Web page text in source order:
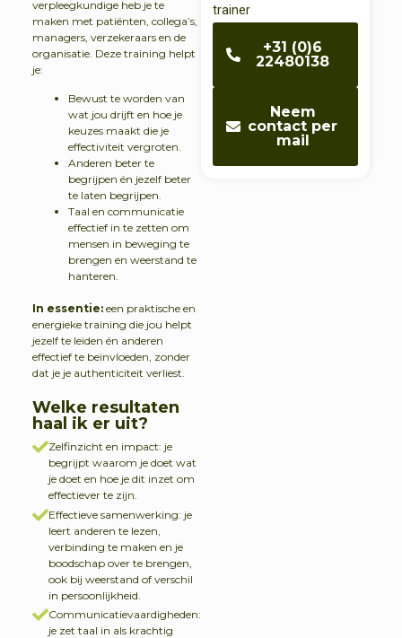
verpleegkundige heb je te
maken met patiënten, collega’s,
managers, verzekeraars en de
organisatie. Deze training helpt
je:
Bewust te worden van
wat jou drijft en hoe je
keuzes maakt die je
effectiviteit vergroten.
Anderen beter te
begrijpen én jezelf beter
te laten begrijpen.
Taal en communicatie
effectief in te zetten om
mensen in beweging te
brengen en weerstand te
hanteren.
In essentie:een praktische en
energieke training die jou helpt
jezelf te leiden én anderen
effectief te beïnvloeden, zonder
dat je je authenticiteit verliest.
Welke resultaten
haal ik er uit?
Zelfinzicht en impact: je
begrijpt waarom je doet wat
je doet en hoe je dit inzet om
effectiever te zijn.
Effectieve samenwerking: je
leert anderen te lezen,
verbinding te maken en je
boodschap over te brengen,
ook bij weerstand of verschil
in persoonlijkheid.
Communicatievaardigheden:
je zet taal in als krachtig
trainer
+31 (0)6
22480138
Neem
contact per
mail